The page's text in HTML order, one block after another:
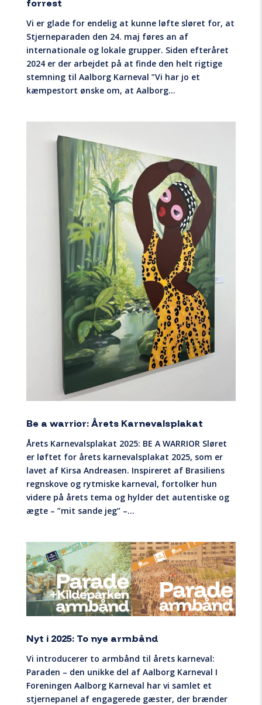
forrest
Vi er glade for endelig at kunne løfte sløret for, at
Stjerneparaden den 24. maj føres an af
internationale og lokale grupper. Siden efteråret
2024 er der arbejdet på at finde den helt rigtige
stemning til Aalborg Karneval ”Vi har jo et
kæmpestort ønske om, at Aalborg...
Be a warrior: Årets Karnevalsplakat
Årets Karnevalsplakat 2025: BE A WARRIOR Sløret
er løftet for årets karnevalsplakat 2025, som er
lavet af Kirsa Andreasen. Inspireret af Brasiliens
regnskove og rytmiske karneval, fortolker hun
videre på årets tema og hylder det autentiske og
ægte – ”mit sande jeg” –...
Nyt i 2025: To nye armbånd
Vi introducerer to armbånd til årets karneval:
Paraden – den unikke del af Aalborg Karneval I
Foreningen Aalborg Karneval har vi samlet et
stjernepanel af engagerede gæster, der brænder